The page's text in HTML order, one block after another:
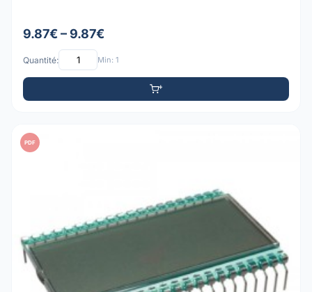
9.87€ – 9.87€
Quantité: Min: 1
PDF